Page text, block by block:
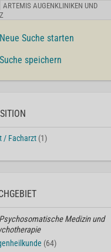
ARTEMIS AUGENKLINIKEN UND
Neue Suche starten
Suche speichern
/ Facharzt (1)
Psychosomatische Medizin und
(64)